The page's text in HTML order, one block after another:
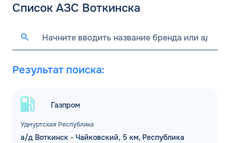
Список АЗС Воткинска
Результат поиска:
Удмуртская Республика
Газпром
а/д Воткинск - Чайковский, 5 км, Республика
Для юр. лиц и ИП
Заполняя форму, я